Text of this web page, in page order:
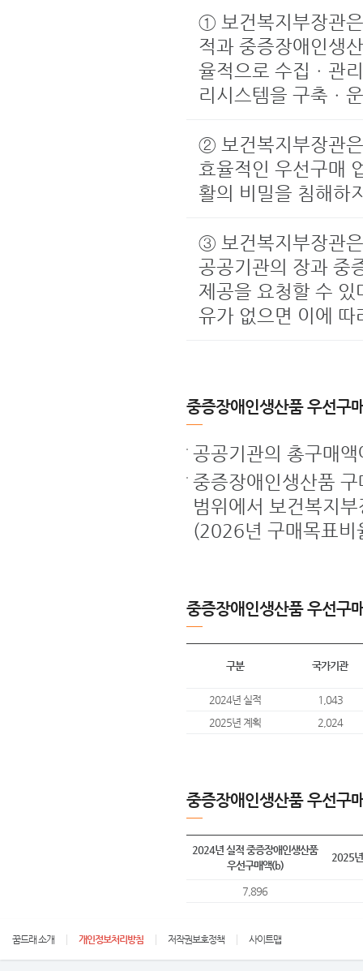
① 보건복지부장관
적과 중증장애인생
율적으로 수집ㆍ관
리시스템을 구축ㆍ
② 보건복지부장관
효율적인 우선구매
활의 비밀을 침해하
③ 보건복지부장관
공공기관의 장과 중
제공을 요청할 수
유가 없으면 이에 따
중증장애인생산품 우선구
공공기관의 총구매
중증장애인생산품
범위에서 보건복지
(2026년 구매목표
중증장애인생산품 우선구
구분 국가기관
2024년 실적
1,043
2025년 계획
2,024
중증장애인생산품 우선구
2024년 실적 중증장애인생산품
우선구매액(b)
2025
7,896
꿈드래 소개 개인정보처리방침 저작권보호정책 사이트맵